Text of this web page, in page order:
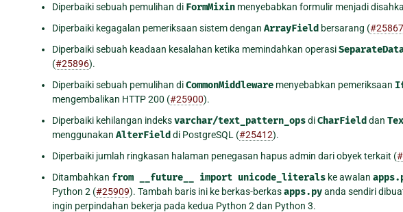
Diperbaiki sebuah pemulihan di FormMixin menyebabkan formulir menjadi
Diperbaiki kegagalan pemeriksaan sistem dengan ArrayField bersarang (#25867
Diperbaiki sebuah keadaan kesalahan ketika memindahkan operasi
(#25896).
Diperbaiki sebuah pemulihan diCommonMiddleware menyebabkan pemeriksaan
mengembalikan HTTP 200 (#25900).
Diperbaiki kehilangan indeksvarchar/text_pattern_opsdiCharField dan
menggunakan AlterField di PostgreSQL (#25412).
Diperbaiki jumlah ringkasan halaman penegasan hapus admin dari obyek terkait (
Ditambahkan from __future__ import unicode_literals ke awalan
Python 2 (#25909). Tambah baris ini ke berkas-berkasapps.pyanda sendiri
ingin perpindahan bekerja pada kedua Python 2 dan Python 3.